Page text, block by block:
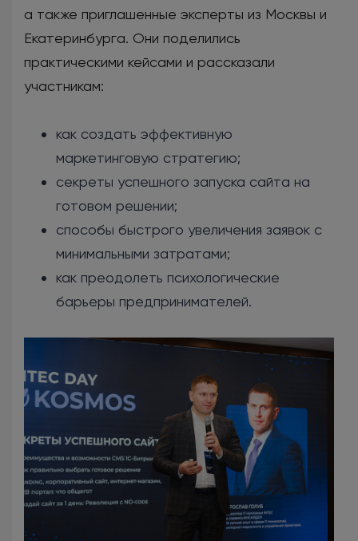
а также приглашенные эксперты из Москвы и
Екатеринбурга. Они поделились
практическими кейсами и рассказали
участникам:
как создать эффективную
маркетинговую стратегию;
секреты успешного запуска сайта на
готовом решении;
способы быстрого увеличения заявок с
минимальными затратами;
как преодолеть психологические
барьеры предпринимателей.